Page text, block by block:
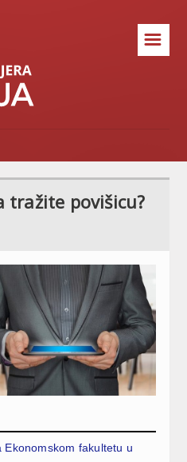
☰
tražite povišicu?
fakultetu u